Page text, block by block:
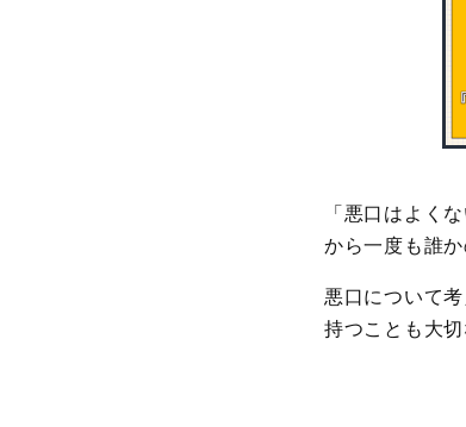
「悪口はよく
から一度も誰
悪口について
持つことも大切